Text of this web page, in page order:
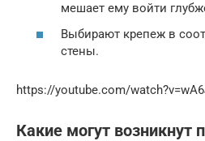
мешает ему войти
Выбирают крепеж в
стены.
https://youtube.com/
Какие могут возникнут